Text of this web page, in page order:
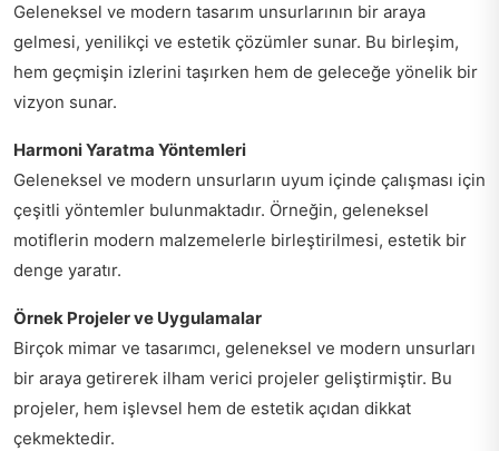
Geleneksel ve modern tasarım unsurlarının bir araya
gelmesi, yenilikçi ve estetik çözümler sunar. Bu birleşim,
hem geçmişin izlerini taşırken hem de geleceğe yönelik bir
vizyon sunar.
Harmoni Yaratma Yöntemleri
Geleneksel ve modern unsurların uyum içinde çalışması için
çeşitli yöntemler bulunmaktadır. Örneğin, geleneksel
motiflerin modern malzemelerle birleştirilmesi, estetik bir
denge yaratır.
Örnek Projeler ve Uygulamalar
Birçok mimar ve tasarımcı, geleneksel ve modern unsurları
bir araya getirerek ilham verici projeler geliştirmiştir. Bu
projeler, hem işlevsel hem de estetik açıdan dikkat
çekmektedir.